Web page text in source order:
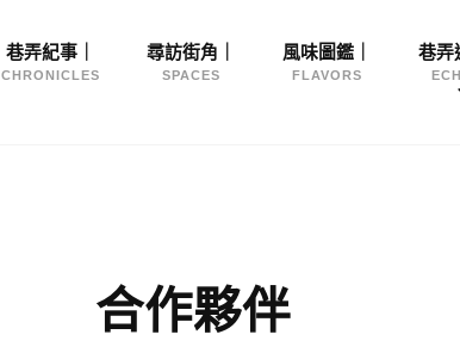
Site
Navigation
巷弄紀事｜
CHRONICLES
尋訪街角｜
SPACES
風味圖鑑｜
FLAVORS
巷弄
合作夥伴